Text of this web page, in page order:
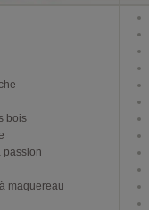
bois
passion
maquereau